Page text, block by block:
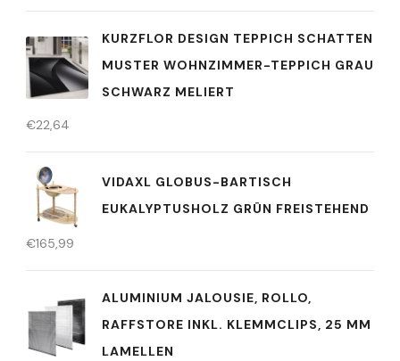
KURZFLOR DESIGN TEPPICH SCHATTEN
MUSTER WOHNZIMMER-TEPPICH GRAU
SCHWARZ MELIERT
€22,64
VIDAXL GLOBUS-BARTISCH
EUKALYPTUSHOLZ GRÜN FREISTEHEND
€165,99
ALUMINIUM JALOUSIE, ROLLO,
RAFFSTORE INKL. KLEMMCLIPS, 25 MM
LAMELLEN